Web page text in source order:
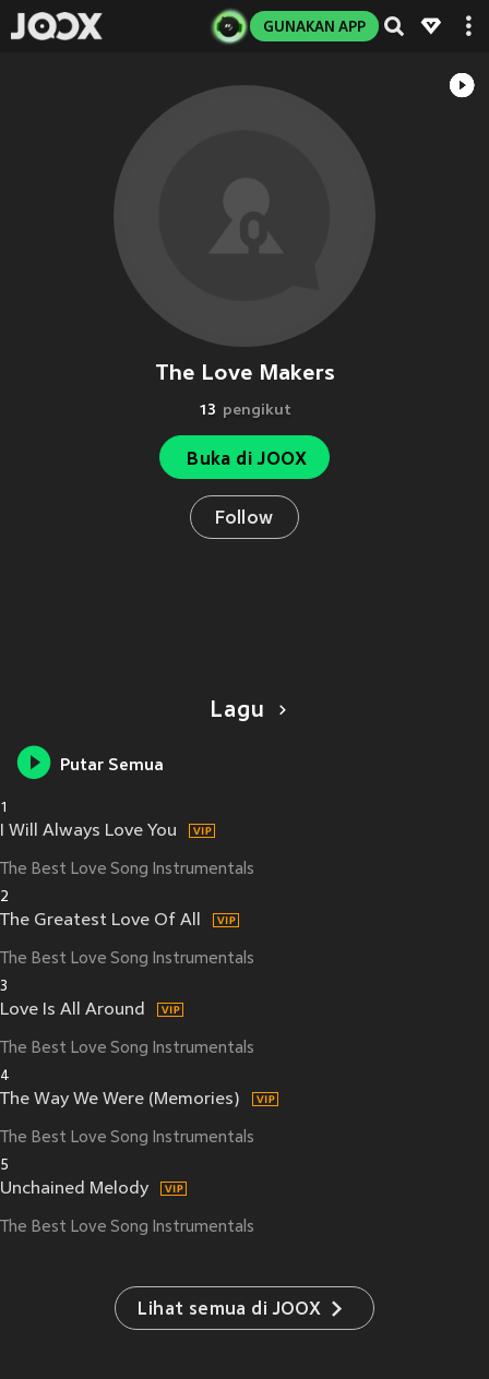
GUNAKAN APP
The Love Makers
13 pengikut
Buka di JOOX
Follow
Lagu
Putar Semua
1
I Will Always Love You
The Best Love Song Instrumentals
2
The Greatest Love Of All
The Best Love Song Instrumentals
3
Love Is All Around
The Best Love Song Instrumentals
4
The Way We Were (Memories)
The Best Love Song Instrumentals
5
Unchained Melody
The Best Love Song Instrumentals
Lihat semua di JOOX